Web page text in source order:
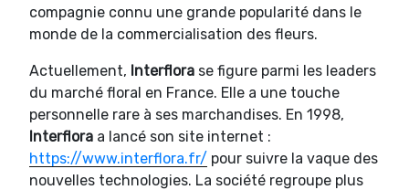
compagnie connu une grande popularité dans le
monde de la commercialisation des fleurs.
Actuellement, Interflora se figure parmi les leaders
du marché floral en France. Elle a une touche
personnelle rare à ses marchandises. En 1998,
Interflora a lancé son site internet :
https://www.interflora.fr/ pour suivre la vaque des
nouvelles technologies. La société regroupe plus